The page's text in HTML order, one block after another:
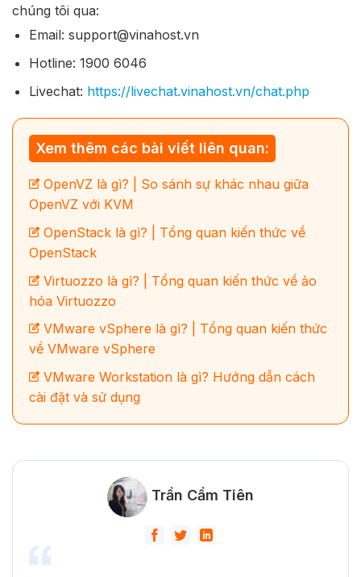
chúng tôi qua:
Email: support@vinahost.vn
Hotline: 1900 6046
Livechat: https://livechat.vinahost.vn/chat.php
Xem thêm các bài viết liên quan:
OpenVZ là gì? | So sánh sự khác nhau giữa
OpenVZ với KVM
OpenStack là gì? | Tổng quan kiến thức về
OpenStack
Virtuozzo là gì? | Tổng quan kiến thức về ảo
hóa Virtuozzo
VMware vSphere là gì? | Tổng quan kiến thức
về VMware vSphere
VMware Workstation là gì? Hướng dẫn cách
cài đặt và sử dụng
Trần Cẩm Tiên